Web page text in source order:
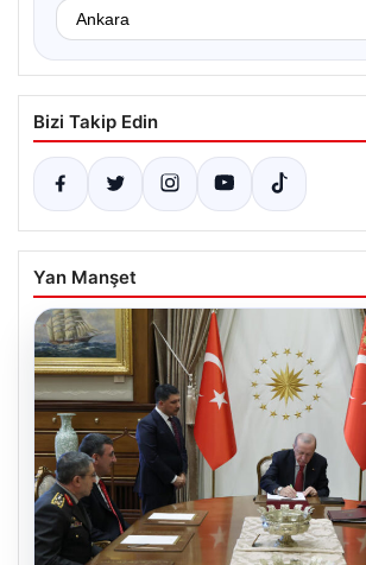
Bizi Takip Edin
Yan Manşet